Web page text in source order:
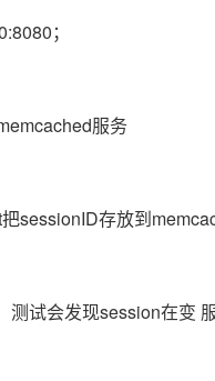
；
服务
sessionID存放到
测试会发现session在变